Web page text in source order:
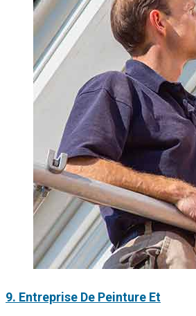
9. Entreprise De Peinture Et